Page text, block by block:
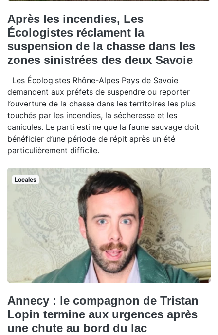
Après les incendies, Les
Écologistes réclament la
suspension de la chasse dans les
zones sinistrées des deux Savoie
Les Écologistes Rhône-Alpes Pays de Savoie
demandent aux préfets de suspendre ou reporter
l’ouverture de la chasse dans les territoires les plus
touchés par les incendies, la sécheresse et les
canicules. Le parti estime que la faune sauvage doit
bénéficier d’une période de répit après un été
particulièrement difficile.
Locales
Annecy : le compagnon de Tristan
Lopin termine aux urgences après
une chute au bord du lac